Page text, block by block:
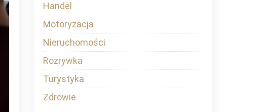
Handel
Motoryzacja
Nieruchomości
Rozrywka
Turystyka
Zdrowie